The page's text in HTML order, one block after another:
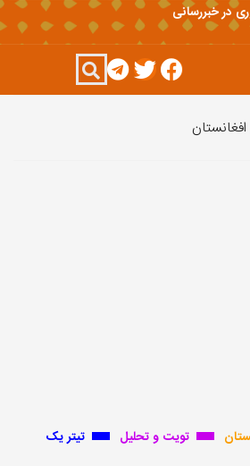
در خبررسانی
تویت و تحلیل
تیتر یک